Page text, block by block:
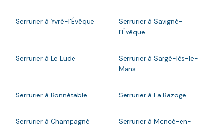
Serrurier à Yvré-l'Évêque
Serrurier à Savigné-
l'Évêque
Serrurier à Le Lude
Serrurier à Sargé-lès-le-
Mans
Serrurier à Bonnétable Serrurier à La Bazoge
Serrurier à Champagné
Serrurier à Moncé-en-